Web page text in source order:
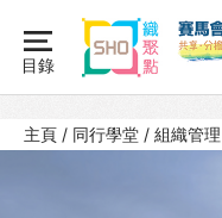
content
目錄
主頁
同行學堂
主頁 / 同行學堂 / 組織管理